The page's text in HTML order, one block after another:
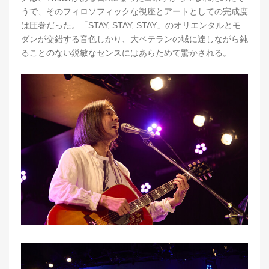
うで、そのフィロソフィックな視座とアートとしての完成度
は圧巻だった。「STAY, STAY, STAY」のオリエンタルとモ
ダンが交錯する音色しかり、大ベテランの域に達しながら鈍
ることのない鋭敏なセンスにはあらためて驚かされる。